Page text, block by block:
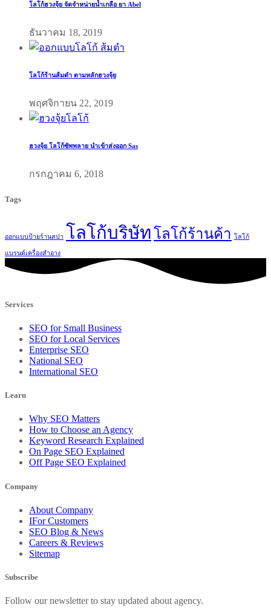
โลโก้ฮวงจุ้ย จัดจำหน่ายน้ำเกลือ ยา Abel
ธันวาคม 18, 2019
โลโก้ร้านส้มตำ ตามหลักฮวงจุ้ย
พฤศจิกายน 22, 2019
ฮวงจุ้ย โลโก้ซัพพลาย นำเข้าส่งออก Sas
กรกฎาคม 6, 2018
Tags
ออกแบบป้ายร้านสปา โลโก้บริษัทโลโก้ร้านค้า โลโก้
แบรนด์เครื่องสำอาง
Services
SEO for Small Business
SEO for Local Services
Enterprise SEO
National SEO
International SEO
Learn
Why SEO Matters
How to Choose an Agency
Keyword Research Explained
On Page SEO Explained
Off Page SEO Explained
Company
About Company
IFor Customers
SEO Blog & News
Careers & Reviews
Sitemap
Subscribe
Follow our newsletter to stay updated about agency.